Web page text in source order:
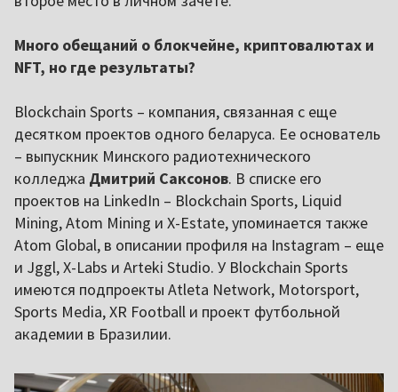
Много обещаний о блокчейне, криптовалютах и
NFT, но где результаты?
Blockchain Sports – компания, связанная с еще
десятком проектов одного беларуса. Ее основатель
– выпускник Минского радиотехнического
колледжа Дмитрий Саксонов. В списке его
проектов на LinkedIn – Blockchain Sports, Liquid
Mining, Atom Mining и X-Estate, упоминается также
Atom Global, в описании профиля на Instagram – еще
и Jggl, X-Labs и Arteki Studio. У Blockchain Sports
имеются подпроекты Atleta Network, Motorsport,
Sports Media, XR Football и проект футбольной
академии в Бразилии.